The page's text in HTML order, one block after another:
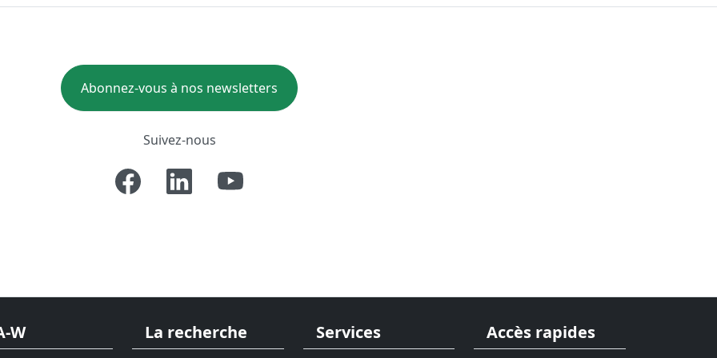
Abonnez-vous à nos newsletters
Suivez-nous
W La recherche Services Accès rapides